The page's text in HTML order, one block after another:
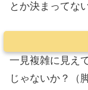
とか決まってな
一見複雑に見え
じゃないか？（